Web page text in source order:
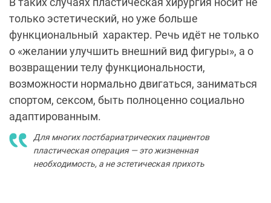
только эстетический, но уже больше
функциональный характер. Речь идёт не только
о «желании улучшить внешний вид фигуры», а о
возвращении телу функциональности,
возможности нормально двигаться, заниматься
спортом, сексом, быть полноценно социально
адаптированным.
Для многих постбариатрических пациентов
пластическая операция — это жизненная
необходимость, а не эстетическая прихоть